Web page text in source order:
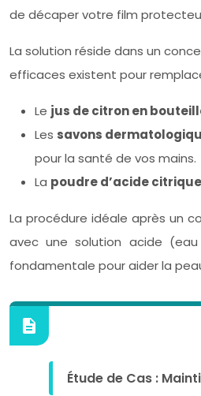
de décaper votre film
La solution réside dans un
efficaces existent pour
Le jus de citron en
Les savons
pour la santé de vos mains.
La poudre d’acide citrique
La procédure idéale après un
avec une solution acide (eau
fondamentale pour aider la
Étude de Cas :